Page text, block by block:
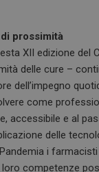
prossimità
XII edizione del
delle cure –
dell’impegno
come
accessibile e al
delle
i
competenze